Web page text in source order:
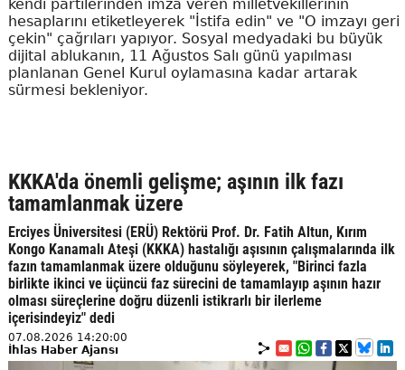
kendi partilerinden imza veren milletvekillerinin
hesaplarını etiketleyerek "İstifa edin" ve "O imzayı geri
çekin" çağrıları yapıyor. Sosyal medyadaki bu büyük
dijital ablukanın, 11 Ağustos Salı günü yapılması
planlanan Genel Kurul oylamasına kadar artarak
sürmesi bekleniyor.
KKKA'da önemli gelişme; aşının ilk fazı
tamamlanmak üzere
Erciyes Üniversitesi (ERÜ) Rektörü Prof. Dr. Fatih Altun, Kırım
Kongo Kanamalı Ateşi (KKKA) hastalığı aşısının çalışmalarında ilk
fazın tamamlanmak üzere olduğunu söyleyerek, "Birinci fazla
birlikte ikinci ve üçüncü faz sürecini de tamamlayıp aşının hazır
olması süreçlerine doğru düzenli istikrarlı bir ilerleme
içerisindeyiz" dedi
07.08.2026 14:20:00
İhlas Haber Ajansı